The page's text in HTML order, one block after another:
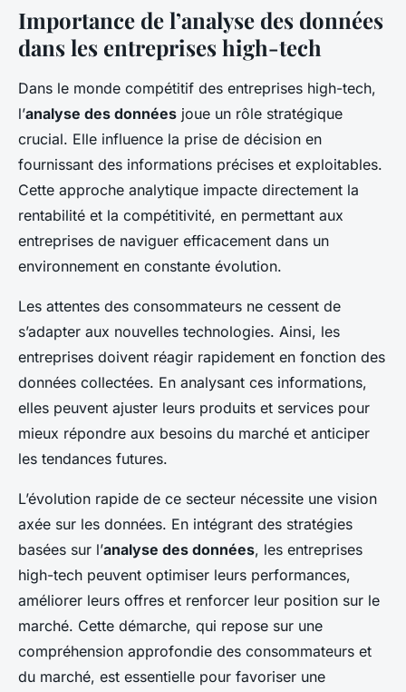
L'analyse de données comme
levier de croissance pour les
entreprises high-tech
Edouard • 18 mars 2025 • 5 min de lecture
Importance de l’analyse des données
dans les entreprises high-tech
Dans le monde compétitif des entreprises high-tech,
l’analyse des données joue un rôle stratégique
crucial. Elle influence la prise de décision en
fournissant des informations précises et exploitables.
Cette approche analytique impacte directement la
rentabilité et la compétitivité, en permettant aux
entreprises de naviguer efficacement dans un
environnement en constante évolution.
Les attentes des consommateurs ne cessent de
s’adapter aux nouvelles technologies. Ainsi, les
entreprises doivent réagir rapidement en fonction des
données collectées. En analysant ces informations,
elles peuvent ajuster leurs produits et services pour
mieux répondre aux besoins du marché et anticiper
les tendances futures.
L’évolution rapide de ce secteur nécessite une vision
axée sur les données. En intégrant des stratégies
basées sur l’analyse des données, les entreprises
high-tech peuvent optimiser leurs performances,
améliorer leurs offres et renforcer leur position sur le
marché. Cette démarche, qui repose sur une
compréhension approfondie des consommateurs et
du marché, est essentielle pour favoriser une